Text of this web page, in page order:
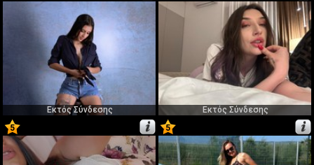
Εκτός Σύνδεσης
4
Εκτός Σύνδεσης
5
5
5
6